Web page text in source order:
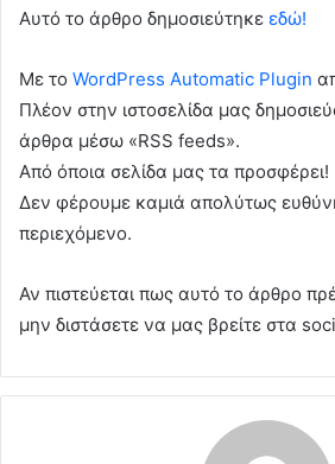
Αυτό το άρθρο δημοσιεύτηκε εδώ!
Με το WordPress Automatic Plugin
Πλέον στην ιστοσελίδα μας
άρθρα μέσω «RSS feeds».
Από όποια σελίδα μας τα προσφέρει!
Δεν φέρουμε καμιά απολύτως
περιεχόμενο.
Αν πιστεύεται πως αυτό το άρθρο
μην διστάσετε να μας βρείτε στα